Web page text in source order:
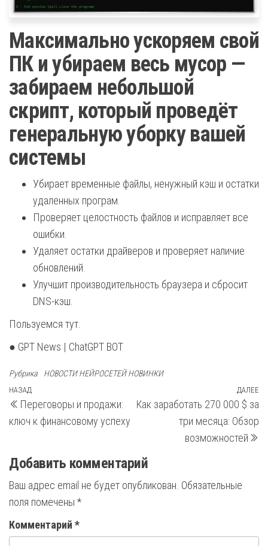
Максимально ускоряем свой
ПК и убираем весь мусор —
забираем небольшой
скрипт, который проведёт
генеральную уборку вашей
системы
Убирает временные файлы, ненужный кэш и остатки
удаленных програм.
Проверяет целостность файлов и исправляет все
ошибки.
Удаляет остатки драйверов и проверяет наличие
обновлений.
Улучшит производительность браузера и сбросит
DNS-кэш.
Пользуемся тут.
● GPT News | ChatGPT BOT
Рубрика НОВОСТИ НЕЙРОСЕТЕЙ НОВИНКИ
Навигация
по
записям
Предыдущая
запись
НАЗАД
Переговоры и продажи:
ключ к финансовому успеху
ДАЛЕЕ
Как заработать 270 000 $ за
три месяца: Обзор
возможностей
Добавить комментарий
Ваш адрес email не будет опубликован. Обязательные
поля помечены *
Комментарий *